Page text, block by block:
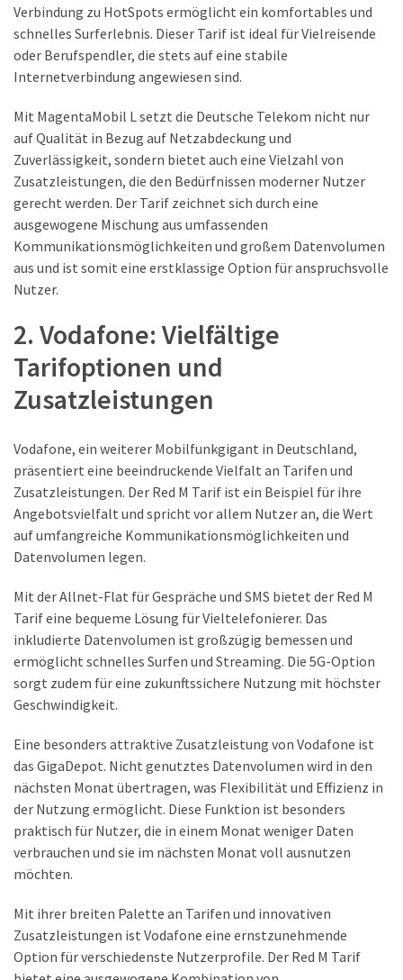
und
was
passt
besser
dir?
Kurzzeitreisende:
Welcher
Handy-
Tarif
ist
ideal
SIM
oder
internationale
Karte?
MOST
USED
CATEGORIES
Handys
(31)
DSL
(23)
Tablets
Multimedia
Handytarif
(19)
Handytarif-
Vergleich
Verbindung zu HotSpots ermöglicht ein komfortables und
schnelles Surferlebnis. Dieser Tarif ist ideal für Vielreisende
oder Berufspendler, die stets auf eine stabile
Internetverbindung angewiesen sind.
Mit MagentaMobil L setzt die Deutsche Telekom nicht nur
auf Qualität in Bezug auf Netzabdeckung und
Zuverlässigkeit, sondern bietet auch eine Vielzahl von
Zusatzleistungen, die den Bedürfnissen moderner Nutzer
gerecht werden. Der Tarif zeichnet sich durch eine
ausgewogene Mischung aus umfassenden
Kommunikationsmöglichkeiten und großem Datenvolumen
aus und ist somit eine erstklassige Option für anspruchsvolle
Nutzer.
2. Vodafone: Vielfältige
Tarifoptionen und
Zusatzleistungen
Vodafone, ein weiterer Mobilfunkgigant in Deutschland,
präsentiert eine beeindruckende Vielfalt an Tarifen und
Zusatzleistungen. Der Red M Tarif ist ein Beispiel für ihre
Angebotsvielfalt und spricht vor allem Nutzer an, die Wert
auf umfangreiche Kommunikationsmöglichkeiten und
Datenvolumen legen.
Mit der Allnet-Flat für Gespräche und SMS bietet der Red M
Tarif eine bequeme Lösung für Vieltelefonierer. Das
inkludierte Datenvolumen ist großzügig bemessen und
ermöglicht schnelles Surfen und Streaming. Die 5G-Option
sorgt zudem für eine zukunftssichere Nutzung mit höchster
Geschwindigkeit.
Eine besonders attraktive Zusatzleistung von Vodafone ist
das GigaDepot. Nicht genutztes Datenvolumen wird in den
nächsten Monat übertragen, was Flexibilität und Effizienz in
der Nutzung ermöglicht. Diese Funktion ist besonders
praktisch für Nutzer, die in einem Monat weniger Daten
verbrauchen und sie im nächsten Monat voll ausnutzen
möchten.
Mit ihrer breiten Palette an Tarifen und innovativen
Zusatzleistungen ist Vodafone eine ernstzunehmende
Option für verschiedenste Nutzerprofile. Der Red M Tarif